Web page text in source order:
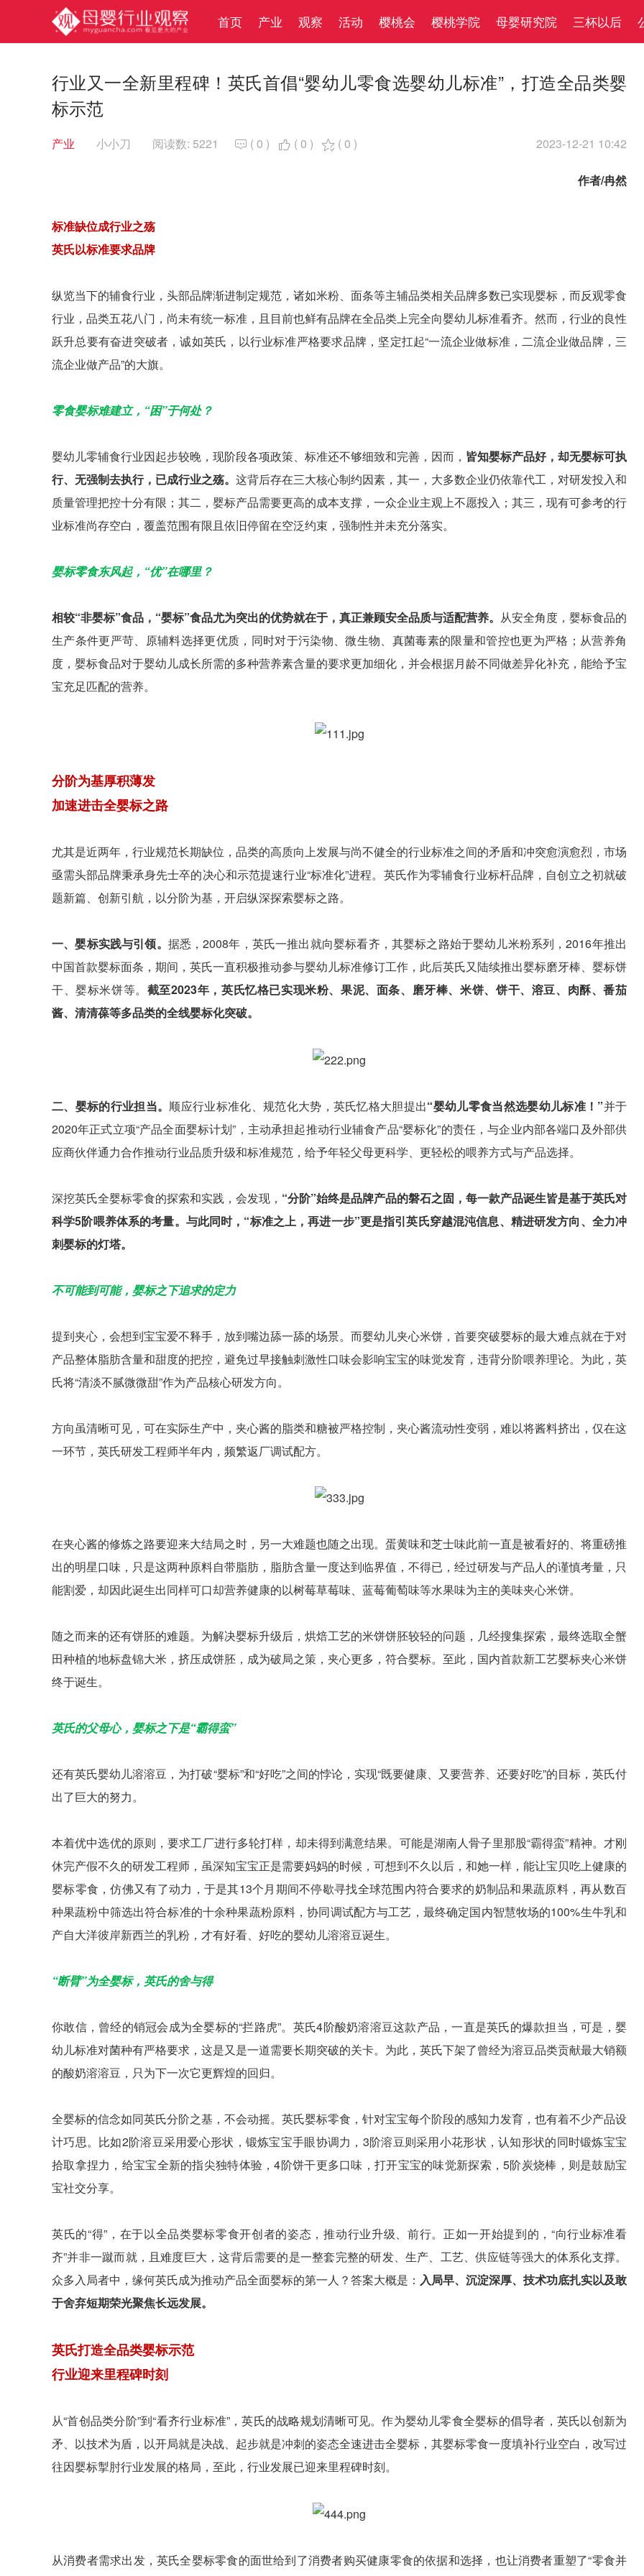
首页 产业 观察 活动 樱桃会 樱桃学院 母婴研究院 三杯以后
行业又一全新里程碑！英氏首倡“婴幼儿零食选婴幼儿标准”，打造全品类婴
标示范
产业 小小刀 阅读数: 5221  (0 )  (0 )  (0 ) 2023-12-21 10:42
作者/冉然
标准缺位成行业之殇
英氏以标准要求品牌
纵览当下的辅食行业，头部品牌渐进制定规范，诸如米粉、面条等主辅品类相关品牌多数已实现婴标，而反观零食
行业，品类五花八门，尚未有统一标准，且目前也鲜有品牌在全品类上完全向婴幼儿标准看齐。然而，行业的良性
跃升总要有奋进突破者，诚如英氏，以行业标准严格要求品牌，坚定扛起“一流企业做标准，二流企业做品牌，三
流企业做产品”的大旗。
零食婴标难建立，“困”于何处？
婴幼儿零辅食行业因起步较晚，现阶段各项政策、标准还不够细致和完善，因而， 皆知婴标产品好，却无婴标可执
行、无强制去执行，已成行业之殇。 这背后存在三大核心制约因素，其一，大多数企业仍依靠代工，对研发投入和
质量管理把控十分有限；其二，婴标产品需要更高的成本支撑，一众企业主观上不愿投入；其三，现有可参考的行
业标准尚存空白，覆盖范围有限且依旧停留在空泛约束，强制性并未充分落实。
婴标零食东风起，“优”在哪里？
相较“非婴标”食品，“婴标”食品尤为突出的优势就在于，真正兼顾安全品质与适配营养。 从安全角度，婴标食品的
生产条件更严苛、原辅料选择更优质，同时对于污染物、微生物、真菌毒素的限量和管控也更为严格；从营养角
度，婴标食品对于婴幼儿成长所需的多种营养素含量的要求更加细化，并会根据月龄不同做差异化补充，能给予宝
宝充足匹配的营养。
分阶为基厚积薄发
加速进击全婴标之路
尤其是近两年，行业规范长期缺位，品类的高质向上发展与尚不健全的行业标准之间的矛盾和冲突愈演愈烈，市场
亟需头部品牌秉承身先士卒的决心和示范提速行业“标准化”进程。英氏作为零辅食行业标杆品牌，自创立之初就破
题新篇、创新引航，以分阶为基，开启纵深探索婴标之路。
一、婴标实践与引领。 据悉，2008年，英氏一推出就向婴标看齐，其婴标之路始于婴幼儿米粉系列，2016年推出
中国首款婴标面条，期间，英氏一直积极推动参与婴幼儿标准修订工作，此后英氏又陆续推出婴标磨牙棒、婴标饼
干、婴标米饼等。 截至2023年，英氏忆格已实现米粉、果泥、面条、磨牙棒、米饼、饼干、溶豆、肉酥、番茄
酱、清清葆等多品类的全线婴标化突破。
二、婴标的行业担当。 顺应行业标准化、规范化大势，英氏忆格大胆提出“婴幼儿零食当然选婴幼儿标准！”并于
2020年正式立项“产品全面婴标计划”，主动承担起推动行业辅食产品“婴标化”的责任，与企业内部各端口及外部供
应商伙伴通力合作推动行业品质升级和标准规范，给予年轻父母更科学、更轻松的喂养方式与产品选择。
深挖英氏全婴标零食的探索和实践，会发现， “分阶”始终是品牌产品的磐石之固，每一款产品诞生皆是基于英氏对
科学5阶喂养体系的考量。与此同时，“标准之上，再进一步”更是指引英氏穿越混沌信息、精进研发方向、全力冲
刺婴标的灯塔。
不可能到可能，婴标之下追求的定力
提到夹心，会想到宝宝爱不释手，放到嘴边舔一舔的场景。而婴幼儿夹心米饼，首要突破婴标的最大难点就在于对
产品整体脂肪含量和甜度的把控，避免过早接触刺激性口味会影响宝宝的味觉发育，违背分阶喂养理论。为此，英
氏将“清淡不腻微微甜”作为产品核心研发方向。
方向虽清晰可见，可在实际生产中，夹心酱的脂类和糖被严格控制，夹心酱流动性变弱，难以将酱料挤出，仅在这
一环节，英氏研发工程师半年内，频繁返厂调试配方。
在夹心酱的修炼之路要迎来大结局之时，另一大难题也随之出现。蛋黄味和芝士味此前一直是被看好的、将重磅推
出的明星口味，只是这两种原料自带脂肪，脂肪含量一度达到临界值，不得已，经过研发与产品人的谨慎考量，只
能割爱，却因此诞生出同样可口却营养健康的以树莓草莓味、蓝莓葡萄味等水果味为主的美味夹心米饼。
随之而来的还有饼胚的难题。为解决婴标升级后，烘焙工艺的米饼饼胚较轻的问题，几经搜集探索，最终选取全蟹
田种植的地标盘锦大米，挤压成饼胚，成为破局之策，夹心更多，符合婴标。至此，国内首款新工艺婴标夹心米饼
终于诞生。
英氏的父母心，婴标之下是“霸得蛮”
还有英氏婴幼儿溶溶豆，为打破“婴标”和“好吃”之间的悖论，实现“既要健康、又要营养、还要好吃”的目标，英氏付
出了巨大的努力。
本着优中选优的原则，要求工厂进行多轮打样，却未得到满意结果。可能是湖南人骨子里那股“霸得蛮”精神。才刚
休完产假不久的研发工程师，虽深知宝宝正是需要妈妈的时候，可想到不久以后，和她一样，能让宝贝吃上健康的
婴标零食，仿佛又有了动力，于是其13个月期间不停歇寻找全球范围内符合要求的奶制品和果蔬原料，再从数百
种果蔬粉中筛选出符合标准的十余种果蔬粉原料，协同调试配方与工艺，最终确定国内智慧牧场的100%生牛乳和
产自大洋彼岸新西兰的乳粉，才有好看、好吃的婴幼儿溶溶豆诞生。
“断臂”为全婴标，英氏的舍与得
你敢信，曾经的销冠会成为全婴标的“拦路虎”。英氏4阶酸奶溶溶豆这款产品，一直是英氏的爆款担当，可是，婴
幼儿标准对菌种有严格要求，这是又是一道需要长期突破的关卡。为此，英氏下架了曾经为溶豆品类贡献最大销额
的酸奶溶溶豆，只为下一次它更辉煌的回归。
全婴标的信念如同英氏分阶之基，不会动摇。英氏婴标零食，针对宝宝每个阶段的感知力发育，也有着不少产品设
计巧思。比如2阶溶豆采用爱心形状，锻炼宝宝手眼协调力，3阶溶豆则采用小花形状，认知形状的同时锻炼宝宝
拾取拿捏力，给宝宝全新的指尖独特体验，4阶饼干更多口味，打开宝宝的味觉新探索，5阶炭烧棒，则是鼓励宝
宝社交分享。
英氏的“得”，在于以全品类婴标零食开创者的姿态，推动行业升级、前行。正如一开始提到的，“向行业标准看
齐”并非一蹴而就，且难度巨大，这背后需要的是一整套完整的研发、生产、工艺、供应链等强大的体系化支撑。
众多入局者中，缘何英氏成为推动产品全面婴标的第一人？答案大概是： 入局早、沉淀深厚、技术功底扎实以及敢
于舍弃短期荣光聚焦长远发展。
英氏打造全品类婴标示范
行业迎来里程碑时刻
从“首创品类分阶”到“看齐行业标准”，英氏的战略规划清晰可见。作为婴幼儿零食全婴标的倡导者，英氏以创新为
矛、以技术为盾，以开局就是决战、起步就是冲刺的姿态全速进击全婴标，其婴标零食一度填补行业空白，改写过
往因婴标掣肘行业发展的格局，至此，行业发展已迎来里程碑时刻。
从消费者需求出发，英氏全婴标零食的面世给到了消费者购买健康零食的依据和选择，也让消费者重塑了“零食并